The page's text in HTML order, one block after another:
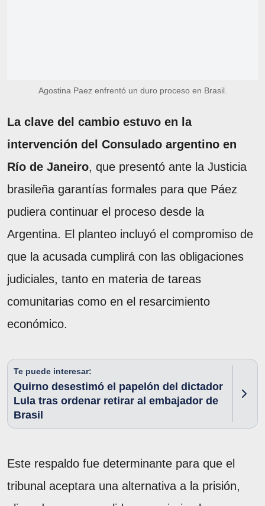
Agostina Paez enfrentó un duro proceso en Brasil.
La clave del cambio estuvo en la
intervención del Consulado argentino en
Río de Janeiro, que presentó ante la Justicia
brasileña garantías formales para que Páez
pudiera continuar el proceso desde la
Argentina. El planteo incluyó el compromiso de
que la acusada cumplirá con las obligaciones
judiciales, tanto en materia de tareas
comunitarias como en el resarcimiento
económico.
Te puede interesar:
Quirno desestimó el papelón del dictador
Lula tras ordenar retirar al embajador de
Brasil
Este respaldo fue determinante para que el
tribunal aceptara una alternativa a la prisión,